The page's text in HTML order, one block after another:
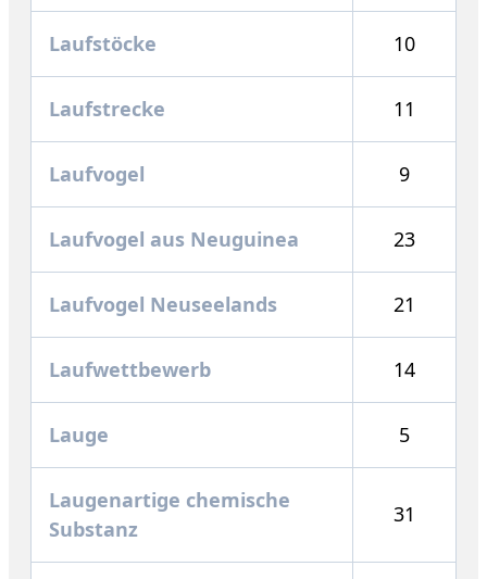
Laufstöcke 10
Laufstrecke 11
Laufvogel 9
Laufvogel aus Neuguinea 23
Laufvogel Neuseelands 21
Laufwettbewerb 14
Lauge 5
Laugenartige chemische
Substanz
31